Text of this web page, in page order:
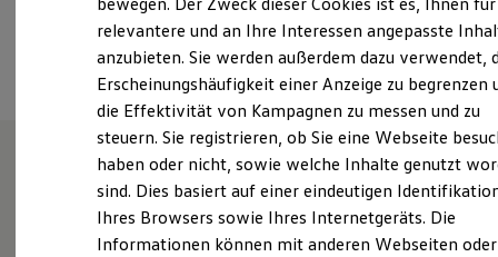
Ladestationen finden
Ladezeitensimulator
Batterie
Sicherheit
Garantie und Lebensdauer
Nachhaltigkeit
Technologie
Kosten und Kauf
Verbrauchskosten
Kaufoptionen
E-Auto-Förderung
Software und Konnektivität
Ansprechpartner
Unsere Leistungenim
Überblick
relevantere und an Ihre Interessen angepasste
anzubieten. Sie werden außerdem dazu verwendet,
Erscheinungshäufigkeit einer Anzeige zu begrenzen
die Effektivität von Kampagnen zu messen und zu
steuern. Sie registrieren, ob Sie eine Webseite
haben oder nicht, sowie welche Inhalte genutzt
sind. Dies basiert auf einer eindeutigen
Ihres Browsers sowie Ihres Internetgeräts. Die
Informationen können mit anderen Webseiten oder